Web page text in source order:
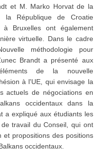
et M. Marko Horvat de la
la République de Croatie
Bruxelles ont également
virtuelle. Dans le cadre
méthodologie pour
Brandt a présenté aux
de la nouvelle
à l'UE, qui envisage la
actuels de négociations en
occidentaux dans la
a expliqué aux étudiants les
travail du Conseil, qui ont
et propositions des positions
occidentaux.